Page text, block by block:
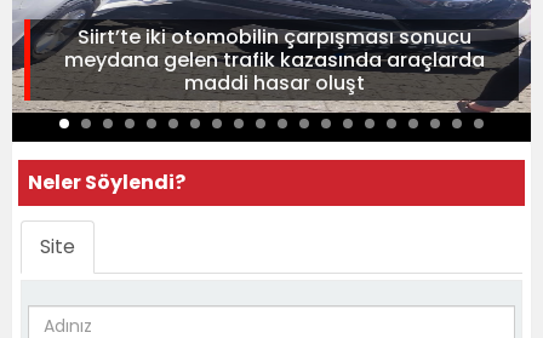
Siirt’te iki otomobilin çarpışması sonucu
meydana gelen trafik kazasında araçlarda
maddi hasar oluşt
Neler Söylendi?
Site